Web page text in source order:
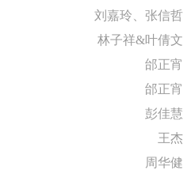
刘嘉玲、张信哲
林子祥&叶倩文
邰正宵
邰正宵
彭佳慧
王杰
周华健